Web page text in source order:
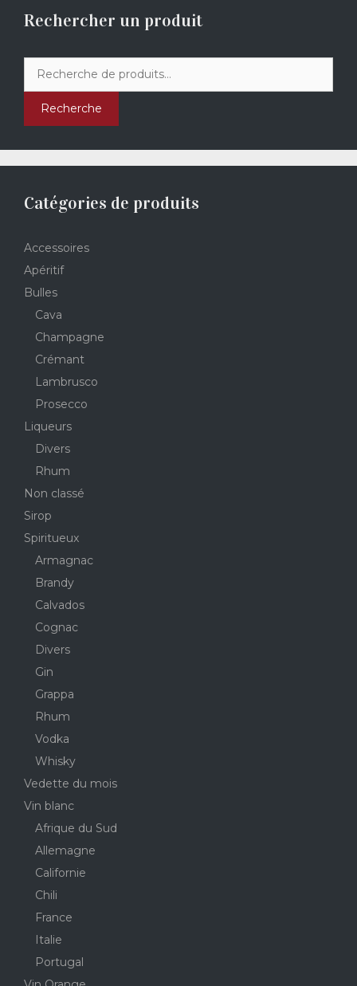
Rechercher un produit
pour :
Recherche
Catégories de produits
Accessoires
Apéritif
Bulles
Cava
Champagne
Crémant
Lambrusco
Prosecco
Liqueurs
Divers
Rhum
Non classé
Sirop
Spiritueux
Armagnac
Brandy
Calvados
Cognac
Divers
Gin
Grappa
Rhum
Vodka
Whisky
Vedette du mois
Vin blanc
Afrique du Sud
Allemagne
Californie
Chili
France
Italie
Portugal